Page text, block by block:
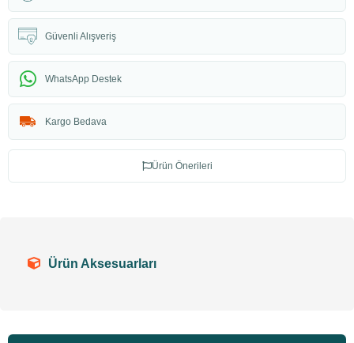
Güvenli Alışveriş
WhatsApp Destek
Kargo Bedava
Ürün Önerileri
Ürün Aksesuarları